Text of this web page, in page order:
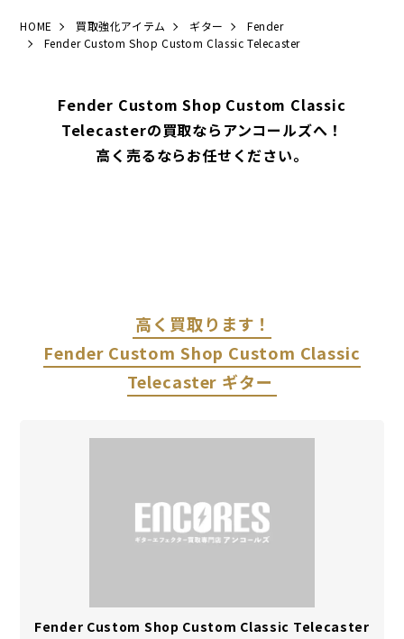
HOME 買取強化アイテム ギター
Fender
Fender Custom Shop Custom Classic Telecaster
Fender Custom Shop Custom Classic
Telecasterの買取ならアンコールズへ！
高く売るならお任せください。
高く買取ります！
Fender Custom Shop Custom Classic
Telecaster ギター
Fender Custom Shop Custom Classic Telecaster